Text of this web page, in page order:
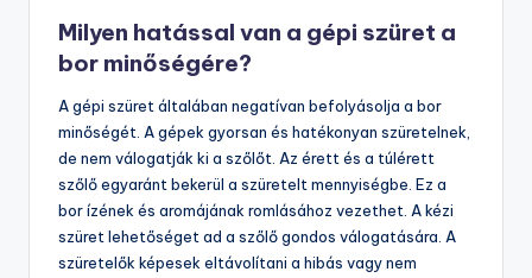
Milyen hatással van a gépi szüret a
bor minőségére?
A gépi szüret általában negatívan befolyásolja a bor
minőségét. A gépek gyorsan és hatékonyan szüretelnek,
de nem válogatják ki a szőlőt. Az érett és a túlérett
szőlő egyaránt bekerül a szüretelt mennyiségbe. Ez a
bor ízének és aromájának romlásához vezethet. A kézi
szüret lehetőséget ad a szőlő gondos válogatására. A
szüretelők képesek eltávolítani a hibás vagy nem